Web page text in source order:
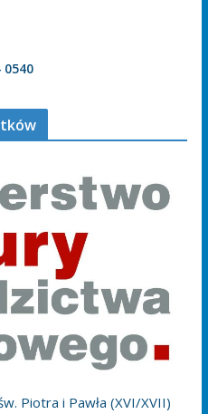
0540
Piotra i Pawła (XVI/XVII)